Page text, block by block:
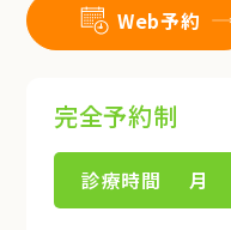
Web予約
完全予約制
診療時間 月